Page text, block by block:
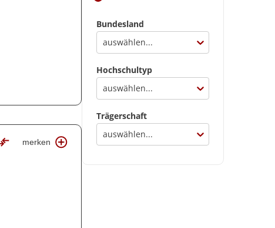
merken
Bundesland
auswählen...
Hochschultyp
auswählen...
Trägerschaft
auswählen...